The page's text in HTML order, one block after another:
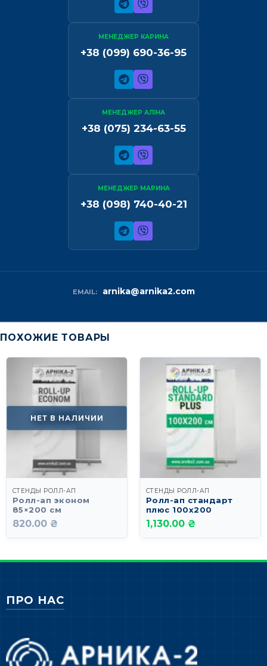
МЕНЕДЖЕР КАРИНА
+38 (099) 690-36-95
МЕНЕДЖЕР АЛІНА
+38 (075) 234-63-55
МЕНЕДЖЕР МАРИНА
+38 (098) 740-40-21
EMAIL: arnika@arnika2.com
ПОХОЖИЕ ТОВАРЫ
НЕТ В НАЛИЧИИ
СТЕНДЫ РОЛЛ-АП
Ролл-ап эконом
85×200 см
820.00 ₴
СТЕНДЫ РОЛЛ-АП
Ролл-ап стандарт
плюс 100х200
1,130.00 ₴
ПРО НАС